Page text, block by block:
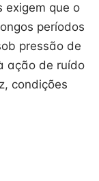
exigem que o
períodos
pressão de
ação de ruído
condições